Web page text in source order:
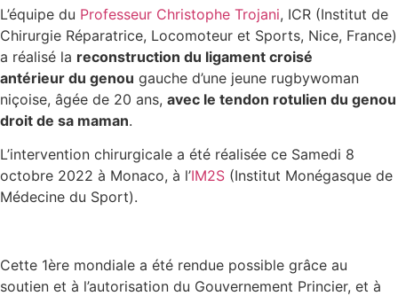
L’équipe du Professeur Christophe Trojani, ICR (Institut de
Chirurgie Réparatrice, Locomoteur et Sports, Nice, France)
a réalisé la reconstruction du ligament croisé
antérieur du genou gauche d’une jeune rugbywoman
niçoise, âgée de 20 ans, avec le tendon rotulien du genou
droit de sa maman.
L’intervention chirurgicale a été réalisée ce Samedi 8
octobre 2022 à Monaco, à l’IM2S (Institut Monégasque de
Médecine du Sport).
Cette 1ère mondiale a été rendue possible grâce au
soutien et à l’autorisation du Gouvernement Princier, et à